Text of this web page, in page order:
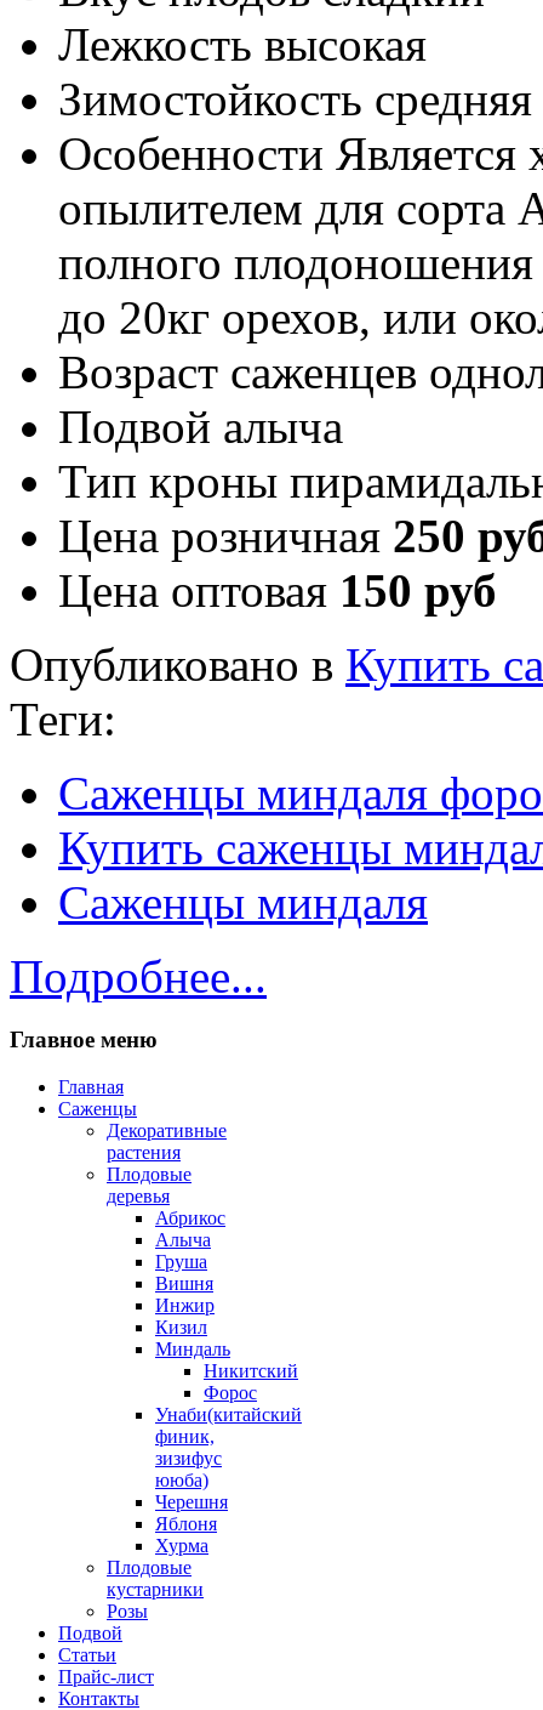
Лежкость высокая
Зимостойкость средняя
Особенности
опылителем для сорта
полного плодоношения
до 20кг орехов, или
Возраст саженцев
Подвой алыча
Тип кроны
Цена розничная 250
Цена оптовая 150 руб
Опубликовано в Купить
Теги:
Саженцы миндаля
Купить саженцы
Саженцы миндаля
Подробнее...
Главное меню
Главная
Саженцы
Декоративные
растения
Плодовые
деревья
Абрикос
Алыча
Груша
Вишня
Инжир
Кизил
Миндаль
Никитский
Форос
Унаби(китайский
финик,
зизифус
ююба)
Черешня
Яблоня
Хурма
Плодовые
кустарники
Розы
Подвой
Статьи
Прайс-лист
Контакты